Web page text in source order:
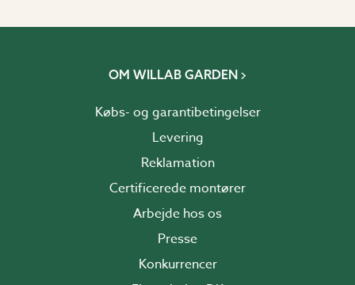
OM WILLAB GARDEN
Købs- og garantibetingelser
Levering
Reklamation
Certificerede montører
Arbejde hos os
Presse
Konkurrencer